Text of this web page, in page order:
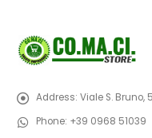
Address: Viale S. Bruno,
Phone: +39 0968 51039